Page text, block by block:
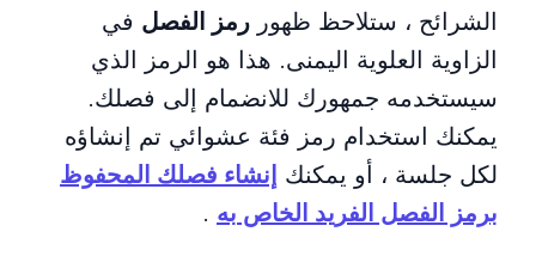
الشرائح ، ستلاحظ ظهور رمز الفصل في
الزاوية العلوية اليمنى. هذا هو الرمز الذي
سيستخدمه جمهورك للانضمام إلى فصلك.
يمكنك استخدام رمز فئة عشوائي تم إنشاؤه
لكل جلسة ، أو يمكنك إنشاء فصلك المحفوظ
برمز الفصل الفريد الخاص به .